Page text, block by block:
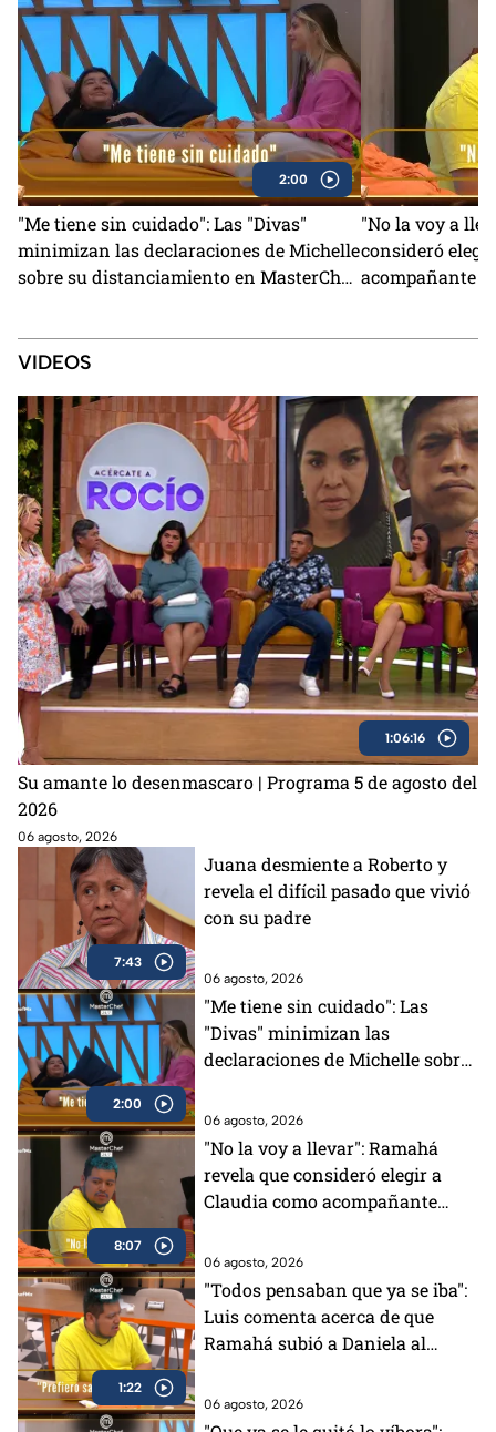
2:00
"Me tiene sin cuidado": Las "Divas"
minimizan las declaraciones de Michelle
sobre su distanciamiento en MasterChef
"No la voy a
consideró
acompañante
VIDEOS
1:06:16
Su amante lo desenmascaro | Programa 5 de agosto del
2026
06 agosto, 2026
7:43
Juana desmiente a Roberto y
revela el difícil pasado que vivió
con su padre
06 agosto, 2026
2:00
"Me tiene sin cuidado": Las
"Divas" minimizan las
declaraciones de Michelle sobre
MasterChef 24/7 (VIDEO)
06 agosto, 2026
8:07
"No la voy a llevar": Ramahá
revela que consideró elegir a
Claudia como acompañante
MasterChef (VIDEO)
06 agosto, 2026
1:22
"Todos pensaban que ya se iba":
Luis comenta acerca de que
Ramahá subió a Daniela al
06 agosto, 2026